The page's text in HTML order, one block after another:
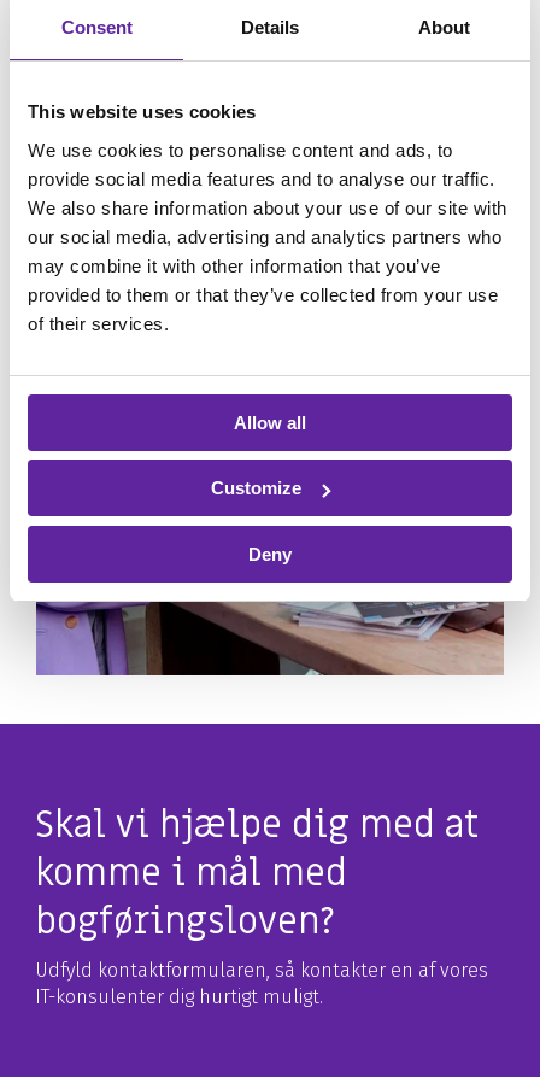
Consent Details About
This website uses cookies
We use cookies to personalise content and ads, to
provide social media features and to analyse our traffic.
We also share information about your use of our site with
our social media, advertising and analytics partners who
may combine it with other information that you’ve
provided to them or that they’ve collected from your use
of their services.
Allow all
Customize
Deny
Automatisering af bogføringsprocesser er en
af Erhvervsstyrelsens fokuspunkter og her har vi i
TAL MED EN KONSULENT
Skal vi hjælpe dig med at
komme i mål med
bogføringsloven?
Udfyld kontaktformularen, så kontakter en af vores
IT-konsulenter dig hurtigt muligt.